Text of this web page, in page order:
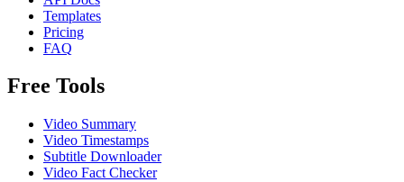
Templates
Pricing
FAQ
Free Tools
Video Summary
Video Timestamps
Subtitle Downloader
Video Fact Checker